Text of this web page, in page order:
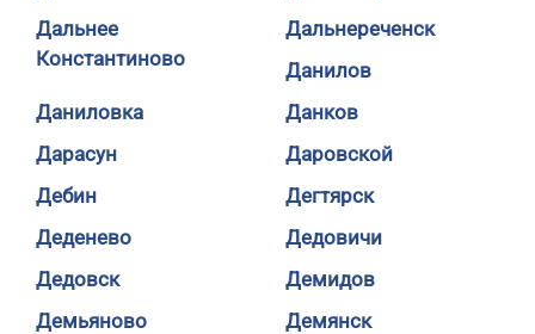
Дальнее
Константиново
Дальнереченск
Данилов
Даниловка
Данков
Дарасун
Даровской
Дебин
Дегтярск
Деденево
Дедовичи
Дедовск
Демидов
Демьяново
Демянск